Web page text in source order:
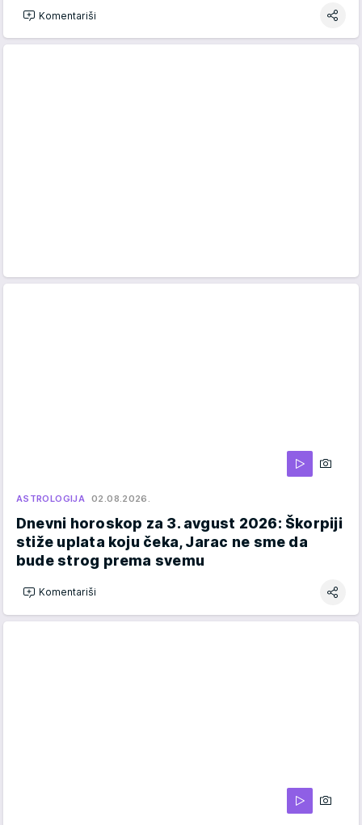
Komentariši
ASTROLOGIJA 02.08.2026.
Dnevni horoskop za 3. avgust 2026: Škorpiji
stiže uplata koju čeka, Jarac ne sme da
bude strog prema svemu
Komentariši